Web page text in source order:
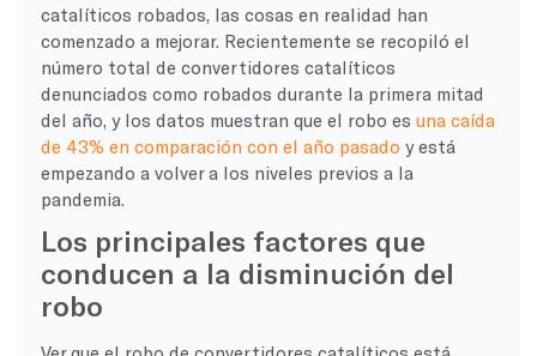
catalíticos robados, las cosas en realidad han
comenzado a mejorar. Recientemente se recopiló el
número total de convertidores catalíticos
denunciados como robados durante la primera mitad
del año, y los datos muestran que el robo es una caída
de 43% en comparación con el año pasado y está
empezando a volver a los niveles previos a la
pandemia.
Los principales factores que
conducen a la disminución del
robo